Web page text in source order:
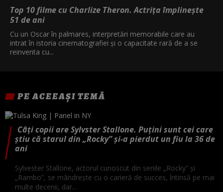
Top 10 filme cu Charlize Theron. Actrița împlinește
51 de ani
Cu un Oscar în palmares, interpretări memorabile care au
intrat în istoria cinematografiei și o capacitate rară de a se
reinventa cu...
PE ACEEAȘI TEMĂ
Câți copii are Sylvster Stallone. Puțini sunt cei care
știu că starul din „Rocky” și-a pierdut un fiu la 36 de
ani
Sylvester Stallone, actorul cunoscut din seriile „Rocky” și
„Rambo”, se mândrește cu o carieră de succes, întinsă pe mai
multe decenii, dar...